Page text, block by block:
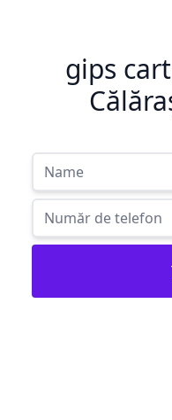
gips